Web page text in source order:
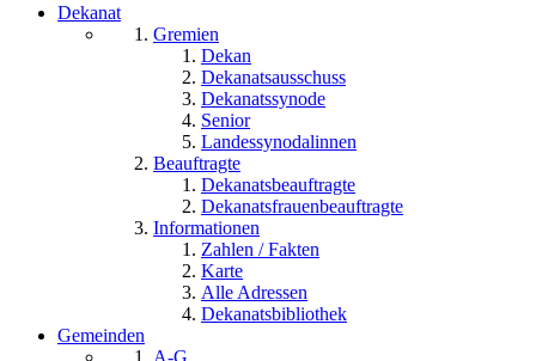
Dekanat
Gremien
Dekan
Dekanatsausschuss
Dekanatssynode
Senior
Landessynodalinnen
Beauftragte
Dekanatsbeauftragte
Dekanatsfrauenbeauftragte
Informationen
Zahlen / Fakten
Karte
Alle Adressen
Dekanatsbibliothek
Gemeinden
A-G